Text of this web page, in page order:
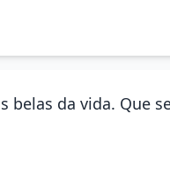
belas da vida. Que